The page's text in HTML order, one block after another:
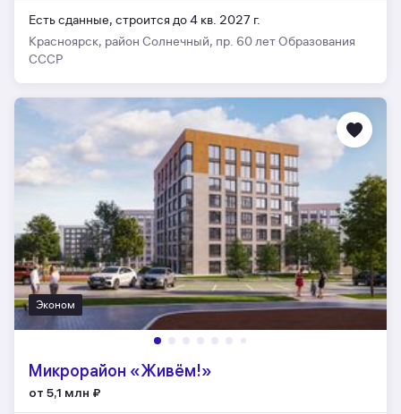
Есть сданные, строится до 4 кв. 2027 г.
Красноярск, район Солнечный, пр. 60 лет Образования
СССР
Эконом
Микрорайон «Живём!»
от 5,1 млн ₽